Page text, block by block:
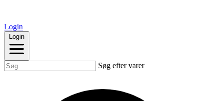
Login
Login
Søg efter varer